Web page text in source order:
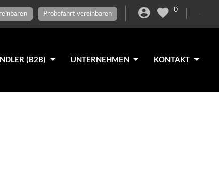
Probefahrt vereinbaren
0
(B2B) UNTERNEHMEN KONTAKT